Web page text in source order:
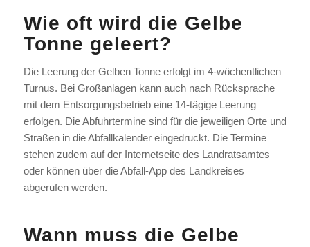
Wie oft wird die Gelbe
Tonne geleert?
Die Leerung der Gelben Tonne erfolgt im 4-wöchentlichen
Turnus. Bei Großanlagen kann auch nach Rücksprache
mit dem Entsorgungsbetrieb eine 14-tägige Leerung
erfolgen. Die Abfuhrtermine sind für die jeweiligen Orte und
Straßen in die Abfallkalender eingedruckt. Die Termine
stehen zudem auf der Internetseite des Landratsamtes
oder können über die Abfall-App des Landkreises
abgerufen werden.
Wann muss die Gelbe